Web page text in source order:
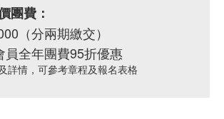
團費：
（分兩期繳交）
員全年團費95折優惠
詳情，可參考章程及報名表格